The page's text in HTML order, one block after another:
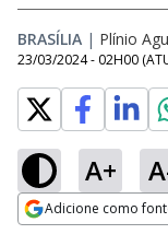
BRASÍLIA | Plínio
23/03/2024 - 02H00
A+
Adicione como